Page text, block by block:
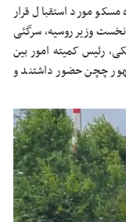
مورد استقبال قرار
وزیر روسیه، سرگئی
رئیس کمیته امور بین
چچن حضور داشتند و